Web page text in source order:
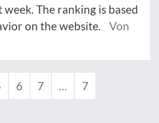
The ranking is based
on the website.
Von
6 7 … 7